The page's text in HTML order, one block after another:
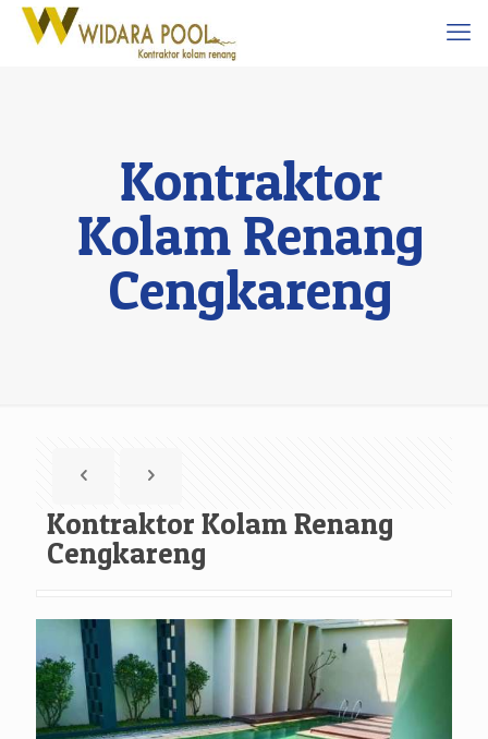
Kontraktor
Kolam Renang
Cengkareng
Kontraktor Kolam Renang
Cengkareng